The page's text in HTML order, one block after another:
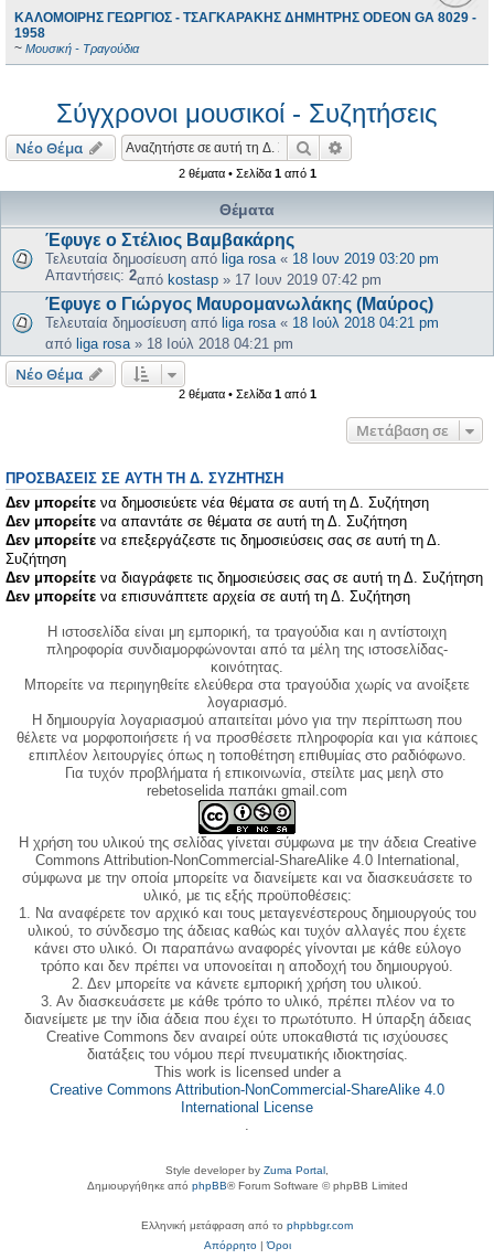
ΚΑΛΟΜΟΙΡΗΣ ΓΕΩΡΓΙΟΣ - ΤΣΑΓΚΑΡΑΚΗΣ ΔΗΜΗΤΡΗΣ ODEON GA 8029 -
1958
~ Μουσική - Τραγούδια
Σύγχρονοι μουσικοί - Συζητήσεις
Νέο Θέμα Αναζήτηση
2 θέματα • Σελίδα 1από 1
Θέματα
Έφυγε ο Στέλιος Βαμβακάρης
Τελευταία δημοσίευση από liga rosa « 18 Ιουν 2019 03:20 pm
Απαντήσεις: 2από kostasp » 17 Ιουν 2019 07:42 pm
Έφυγε ο Γιώργος Μαυρομανωλάκης (Μαύρος)
Τελευταία δημοσίευση από liga rosa « 18 Ιούλ 2018 04:21 pm
από liga rosa » 18 Ιούλ 2018 04:21 pm
Νέο Θέμα
2 θέματα • Σελίδα 1από 1
Μετάβαση σε
ΠΡΟΣΒΆΣΕΙΣ ΣΕ ΑΥΤΉ ΤΗ Δ. ΣΥΖΉΤΗΣΗ
Δεν μπορείτε να δημοσιεύετε νέα θέματα σε αυτή τη Δ. Συζήτηση
Δεν μπορείτε να απαντάτε σε θέματα σε αυτή τη Δ. Συζήτηση
Δεν μπορείτε να επεξεργάζεστε τις δημοσιεύσεις σας σε αυτή τη Δ.
Συζήτηση
Δεν μπορείτε να διαγράφετε τις δημοσιεύσεις σας σε αυτή τη Δ. Συζήτηση
Δεν μπορείτε να επισυνάπτετε αρχεία σε αυτή τη Δ. Συζήτηση
Η ιστοσελίδα είναι μη εμπορική, τα τραγούδια και η αντίστοιχη
πληροφορία συνδιαμορφώνονται από τα μέλη της ιστοσελίδας-
κοινότητας.
Μπορείτε να περιηγηθείτε ελεύθερα στα τραγούδια χωρίς να ανοίξετε
λογαριασμό.
Η δημιουργία λογαριασμού απαιτείται μόνο για την περίπτωση που
θέλετε να μορφοποιήσετε ή να προσθέσετε πληροφορία και για κάποιες
επιπλέον λειτουργίες όπως η τοποθέτηση επιθυμίας στο ραδιόφωνο.
Για τυχόν προβλήματα ή επικοινωνία, στείλτε μας μεηλ στο
rebetoselida παπάκι gmail.com
Η χρήση του υλικού της σελίδας γίνεται σύμφωνα με την άδεια Creative
Commons Attribution-NonCommercial-ShareAlike 4.0 International,
σύμφωνα με την οποία μπορείτε να διανείμετε και να διασκευάσετε το
υλικό, με τις εξής προϋποθέσεις:
1. Να αναφέρετε τον αρχικό και τους μεταγενέστερους δημιουργούς του
υλικού, το σύνδεσμο της άδειας καθώς και τυχόν αλλαγές που έχετε
κάνει στο υλικό. Οι παραπάνω αναφορές γίνονται με κάθε εύλογο
τρόπο και δεν πρέπει να υπονοείται η αποδοχή του δημιουργού.
2. Δεν μπορείτε να κάνετε εμπορική χρήση του υλικού.
3. Αν διασκευάσετε με κάθε τρόπο το υλικό, πρέπει πλέον να το
διανείμετε με την ίδια άδεια που έχει το πρωτότυπο. Η ύπαρξη άδειας
Creative Commons δεν αναιρεί ούτε υποκαθιστά τις ισχύουσες
διατάξεις του νόμου περί πνευματικής ιδιοκτησίας.
This work is licensed under a
Creative Commons Attribution-NonCommercial-ShareAlike 4.0
International License
.
Style developer by Zuma Portal
Δημιουργήθηκε από phpBB® Forum Software © phpBB Limited
Ελληνική μετάφραση από το phpbbgr.com
Απόρρητο|Όροι